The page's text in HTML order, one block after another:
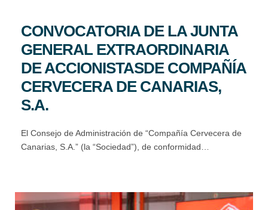
CONVOCATORIA DE LA JUNTA
GENERAL EXTRAORDINARIA
DE ACCIONISTASDE COMPAÑÍA
CERVECERA DE CANARIAS,
S.A.
El Consejo de Administración de “Compañía Cervecera de
Canarias, S.A.” (la “Sociedad”), de conformidad…